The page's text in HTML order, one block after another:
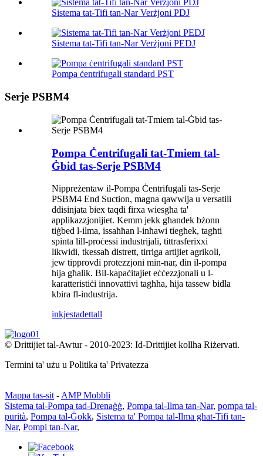
Sistema tat-Tifi tan-Nar Verżjoni PDJ
Sistema tat-Tifi tan-Nar Verżjoni PEDJ
Pompa ċentrifugali standard PST
Serje PSBM4
Pompa Ċentrifugali tat-Tmiem tal-
Ġbid tas-Serje PSBM4
Nippreżentaw il-Pompa Ċentrifugali tas-Serje
PSBM4 End Suction, magna qawwija u versatili
ddisinjata biex taqdi firxa wiesgħa ta'
applikazzjonijiet. Kemm jekk għandek bżonn
tiġbed l-ilma, issaħħan l-inħawi tiegħek, tagħti
spinta lill-proċessi industrijali, tittrasferixxi
likwidi, tkessaħ distrett, tirriga artijiet agrikoli,
jew tipprovdi protezzjoni min-nar, din il-pompa
hija għalik. Bil-kapaċitajiet eċċezzjonali u l-
karatteristiċi innovattivi tagħha, hija tassew bidla
kbira fl-industrija.
inkjestadettall
© Drittijiet tal-Awtur - 2010-2023: Id-Drittijiet kollha Riżervati.
Termini ta' użu u Politika ta' Privatezza
Mappa tas-sit - AMP Mobbli
Sistema tal-Pompa tad-Drenaġġ, Pompa tal-Ilma tan-Nar, pompa tal-
purità, Pompa tal-Ġokk, Sistema ta' Pompa tal-Ilma għat-Tifi tan-
Nar, Pompi tan-Nar,